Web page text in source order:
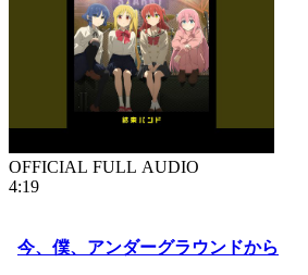
OFFICIAL FULL AUDIO
4:19
今、僕、アンダーグラウンドから